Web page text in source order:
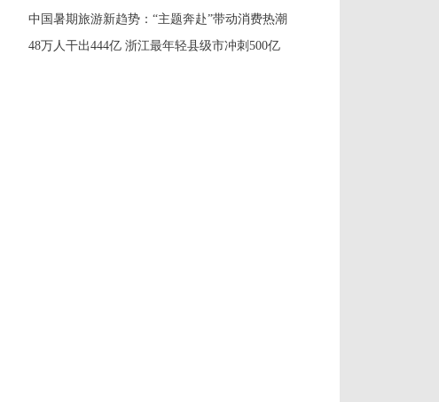
中国暑期旅游新趋势：“主题奔赴”带动消费热潮
48万人干出444亿 浙江最年轻县级市冲刺500亿